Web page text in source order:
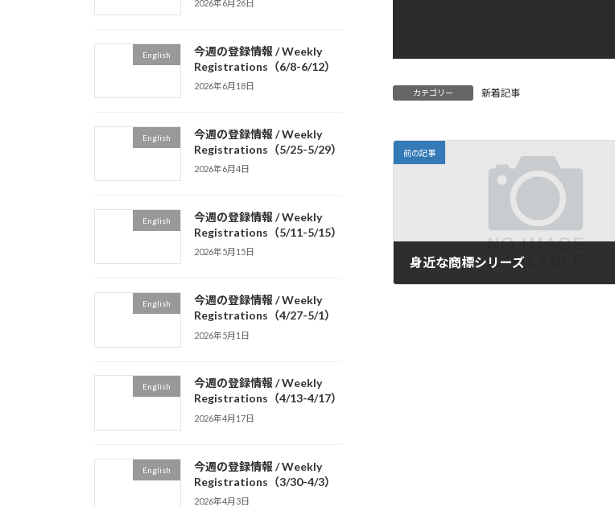
カテゴリー 新着記事
前の記事
身近な商標シリーズ
2026年6月26日
English
今週の登録情報 / Weekly
Registrations（6/8-6/12）
2026年6月18日
English
今週の登録情報 / Weekly
Registrations（5/25-5/29）
2026年6月4日
English
今週の登録情報 / Weekly
Registrations（5/11-5/15）
2026年5月15日
English
今週の登録情報 / Weekly
Registrations（4/27-5/1）
2026年5月1日
English
今週の登録情報 / Weekly
Registrations（4/13-4/17）
2026年4月17日
English
今週の登録情報 / Weekly
Registrations（3/30-4/3）
2026年4月3日